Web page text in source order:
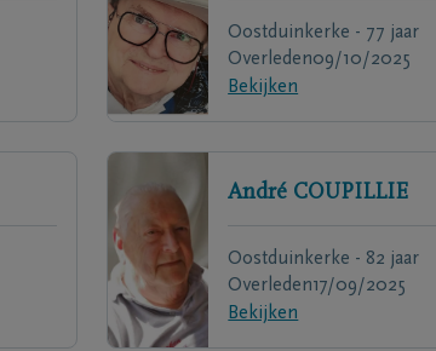
Oostduinkerke - 77 jaar
Overleden09/10/2025
Bekijken
André COUPILLIE
Oostduinkerke - 82 jaar
Overleden17/09/2025
Bekijken